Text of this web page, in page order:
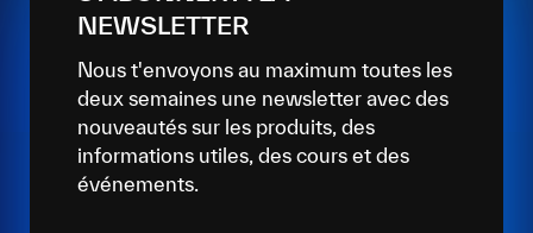
NEWSLETTER
Nous t'envoyons au maximum toutes les
deux semaines une newsletter avec des
nouveautés sur les produits, des
informations utiles, des cours et des
événements.